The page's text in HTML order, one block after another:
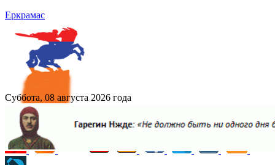
Еркрамас
Суббота, 08 августа 2026 года